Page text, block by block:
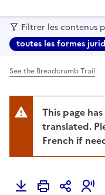
Filtrer les contenus
toutes les formes
See the Breadcrumb Trail
This page has been automatically
translated.
French if